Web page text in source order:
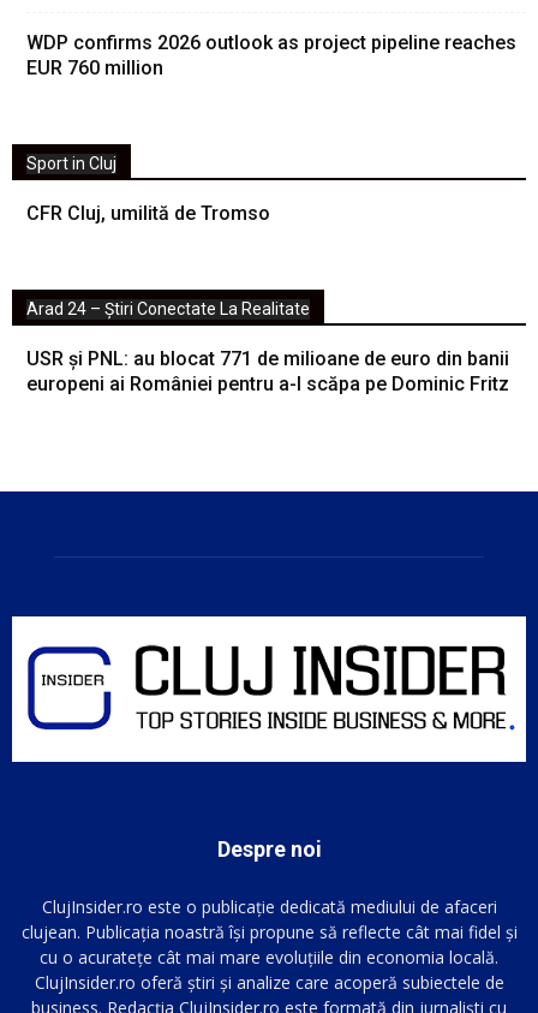
WDP confirms 2026 outlook as project pipeline reaches
EUR 760 million
Sport in Cluj
CFR Cluj, umilită de Tromso
Arad 24 – Știri Conectate La Realitate
USR și PNL: au blocat 771 de milioane de euro din banii
europeni ai României pentru a-l scăpa pe Dominic Fritz
Despre noi
ClujInsider.ro este o publicație dedicată mediului de afaceri
clujean. Publicația noastră își propune să reflecte cât mai fidel și
cu o acuratețe cât mai mare evoluțiile din economia locală.
ClujInsider.ro oferă știri și analize care acoperă subiectele de
business. Redacția ClujInsider.ro este formată din jurnaliști cu